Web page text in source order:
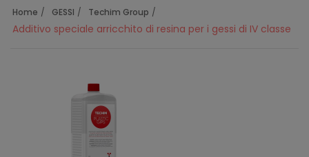
Home GESSI Techim Group
Additivo speciale arricchito di resina per i gessi di IV classe